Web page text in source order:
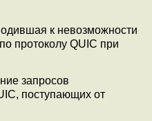
к невозможности
протоколу QUIC при
запросов
поступающих от